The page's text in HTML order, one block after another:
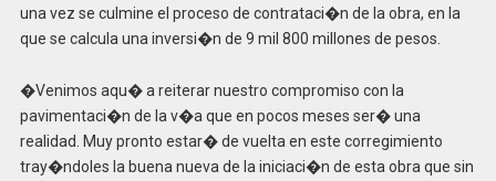
una vez se culmine el proceso de contrataci�n de la obra, en la
que se calcula una inversi�n de 9 mil 800 millones de pesos.
�Venimos aqu� a reiterar nuestro compromiso con la
pavimentaci�n de la v�a que en pocos meses ser� una
realidad. Muy pronto estar� de vuelta en este corregimiento
tray�ndoles la buena nueva de la iniciaci�n de esta obra que sin